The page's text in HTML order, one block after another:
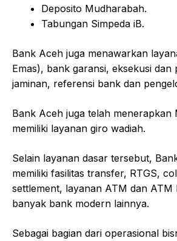
Deposito Mudharabah.
Tabungan Simpeda iB.
Bank Aceh juga menawarkan
Emas), bank garansi, eksekusi dan
jaminan, referensi bank dan
Bank Aceh juga telah menerapkan
memiliki layanan giro wadiah.
Selain layanan dasar tersebut,
memiliki fasilitas transfer, RTGS,
settlement, layanan ATM dan ATM
banyak bank modern lainnya.
Sebagai bagian dari operasional